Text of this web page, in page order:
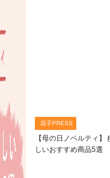
花子PRESS
【母の日ノベルティ】
しいおすすめ商品5選